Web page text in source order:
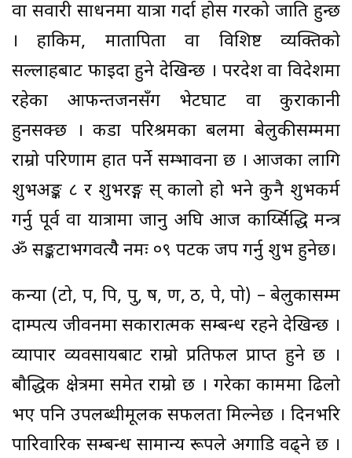
वा सवारी साधनमा यात्रा गर्दा होस गरको जाति हुन्छ
। हाकिम, मातापिता वा विशिष्ट व्यक्तिको
सल्लाहबाट फाइदा हुने देखिन्छ । परदेश वा विदेशमा
रहेका आफन्तजनसँग भेटघाट वा कुराकानी
हुनसक्छ । कडा परिश्रमका बलमा बेलुकीसम्ममा
राम्रो परिणाम हात पर्ने सम्भावना छ । आजका लागि
शुभअङ्क ८ र शुभरङ्ग स् कालो हो भने कुनै शुभकर्म
गर्नु पूर्व वा यात्रामा जानु अघि आज कार्य्सिद्धि मन्त्र
ॐ सङ्कटाभगवत्यैै नमः ०९ पटक जप गर्नु शुभ हुनेछ।
कन्या (टो, प, पि, पु, ष, ण, ठ, पे, पो) – बेलुकासम्म
दाम्पत्य जीवनमा सकारात्मक सम्बन्ध रहने देखिन्छ ।
व्यापार व्यवसायबाट राम्रो प्रतिफल प्राप्त हुने छ ।
बौद्धिक क्षेत्रमा समेत राम्रो छ । गरेका काममा ढिलो
भए पनि उपलब्धीमूलक सफलता मिल्नेछ । दिनभरि
पारिवारिक सम्बन्ध सामान्य रूपले अगाडि वढ्ने छ ।